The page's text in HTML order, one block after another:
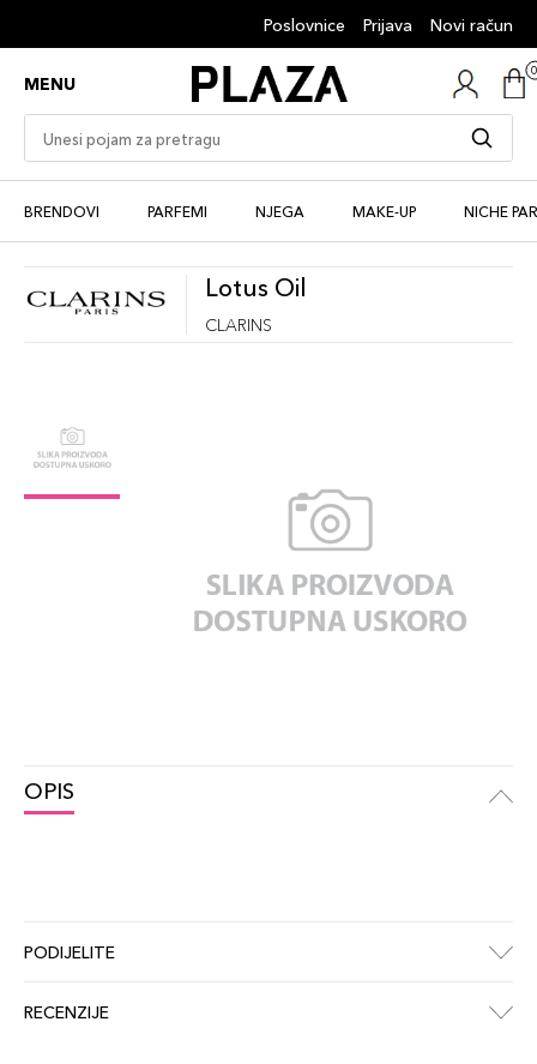
Poslovnice Prijava Novi račun
MENU
BRENDOVI PARFEMI NJEGA MAKE-UP NICHE
Lotus Oil
CLARINS
OPIS
PODIJELITE
RECENZIJE